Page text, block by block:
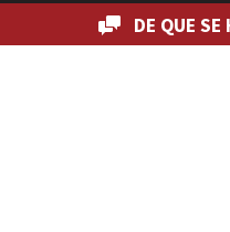
DE QUE SE